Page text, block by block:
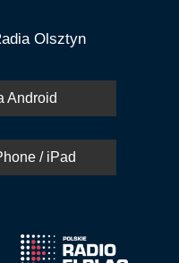
Olsztyn
Android
/ iPad